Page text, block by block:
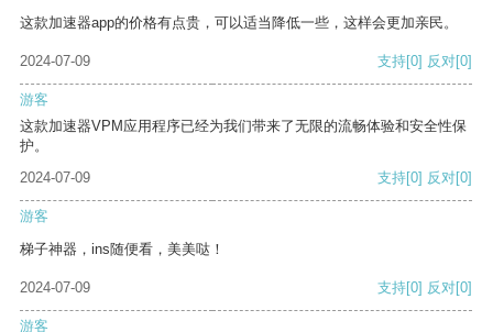
这款加速器app的价格有点贵，可以适当降低一些，这样会更加亲民。
2024-07-09 支持[0] 反对[0]
游客
这款加速器VPM应用程序已经为我们带来了无限的流畅体验和安全性保
护。
2024-07-09
支持[0] 反对[0]
游客
梯子神器，ins随便看，美美哒！
2024-07-09 支持[0] 反对[0]
游客